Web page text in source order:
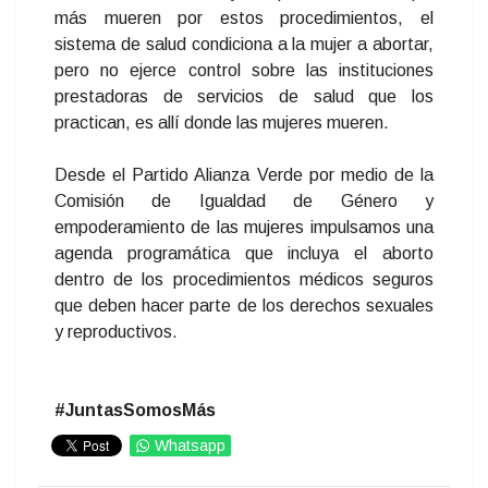
más mueren por estos procedimientos, el
sistema de salud condiciona a la mujer a abortar,
pero no ejerce control sobre las instituciones
prestadoras de servicios de salud que los
practican, es allí donde las mujeres mueren.
Desde el Partido Alianza Verde por medio de la
Comisión de Igualdad de Género y
empoderamiento de las mujeres impulsamos una
agenda programática que incluya el aborto
dentro de los procedimientos médicos seguros
que deben hacer parte de los derechos sexuales
y reproductivos.
#JuntasSomosMás
Whatsapp